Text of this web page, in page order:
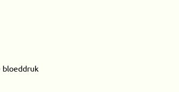
bloeddruk